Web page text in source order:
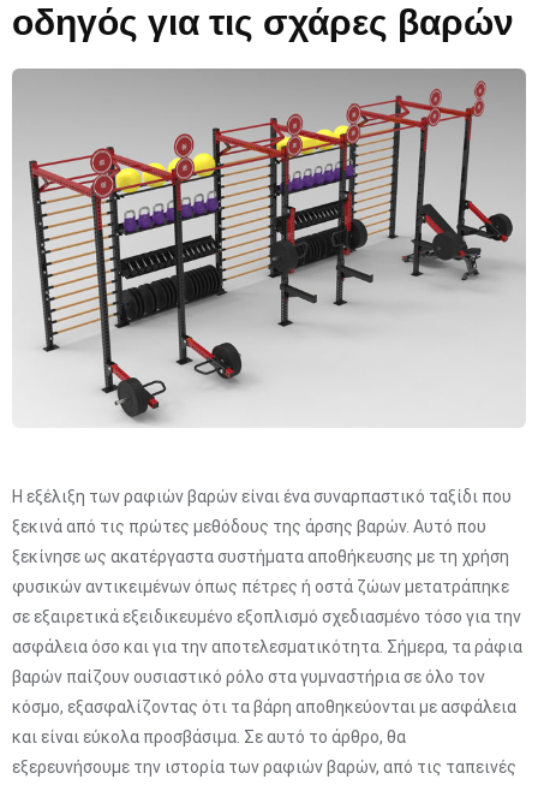
οδηγός για τις σχάρες βαρών
Η εξέλιξη των ραφιών βαρών είναι ένα συναρπαστικό ταξίδι που
ξεκινά από τις πρώτες μεθόδους της άρσης βαρών. Αυτό που
ξεκίνησε ως ακατέργαστα συστήματα αποθήκευσης με τη χρήση
φυσικών αντικειμένων όπως πέτρες ή οστά ζώων μετατράπηκε
σε εξαιρετικά εξειδικευμένο εξοπλισμό σχεδιασμένο τόσο για την
ασφάλεια όσο και για την αποτελεσματικότητα. Σήμερα, τα ράφια
βαρών παίζουν ουσιαστικό ρόλο στα γυμναστήρια σε όλο τον
κόσμο, εξασφαλίζοντας ότι τα βάρη αποθηκεύονται με ασφάλεια
και είναι εύκολα προσβάσιμα. Σε αυτό το άρθρο, θα
εξερευνήσουμε την ιστορία των ραφιών βαρών, από τις ταπεινές